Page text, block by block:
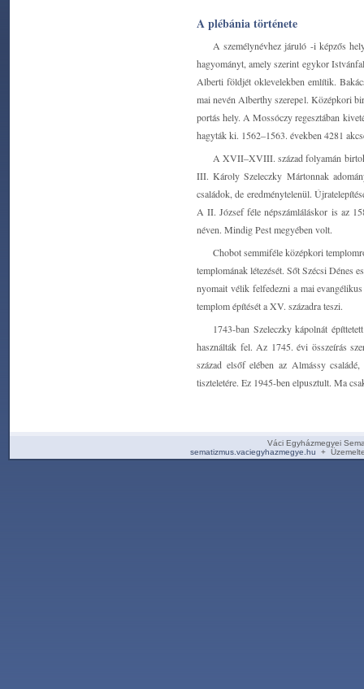
A plébánia története
A személynévhez járuló -i képzős
hagyományt, amely szerint egykor
Alberti földjét oklevelekben említik.
mai nevén Alberthy szerepel. Középkori
portás hely. A Mossóczy regesztában
hagyták ki. 1562‒1563. években 4281
A XVII‒XVIII. század folyamán
III. Károly Szeleczky Mártonnak
családok, de eredménytelenül.
A II. József féle népszámláláskor is az
néven. Mindig Pest megyében volt.
Chobot semmiféle középkori
templomának létezését. Sőt Szécsi Dénes
nyomait vélik felfedezni a mai
templom építését a XV. századra teszi.
1743-ban Szeleczky kápolnát
használták fel. Az 1745. évi összeírás
század elsőf elében az Almássy
tiszteletére. Ez 1945-ben elpusztult. Ma
Váci Egyházmegyei
sematizmus.vaciegyhazmegye.hu +